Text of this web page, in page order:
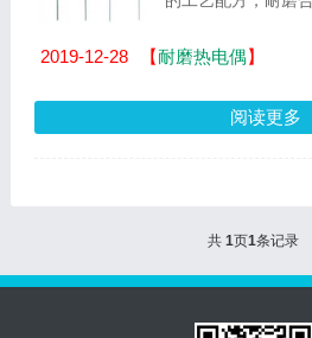
产...
2019-12-28 【耐磨热电偶】
阅读更多
共1页1条记录